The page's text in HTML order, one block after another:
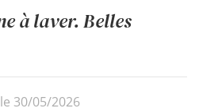
à laver. Belles
30/05/2026